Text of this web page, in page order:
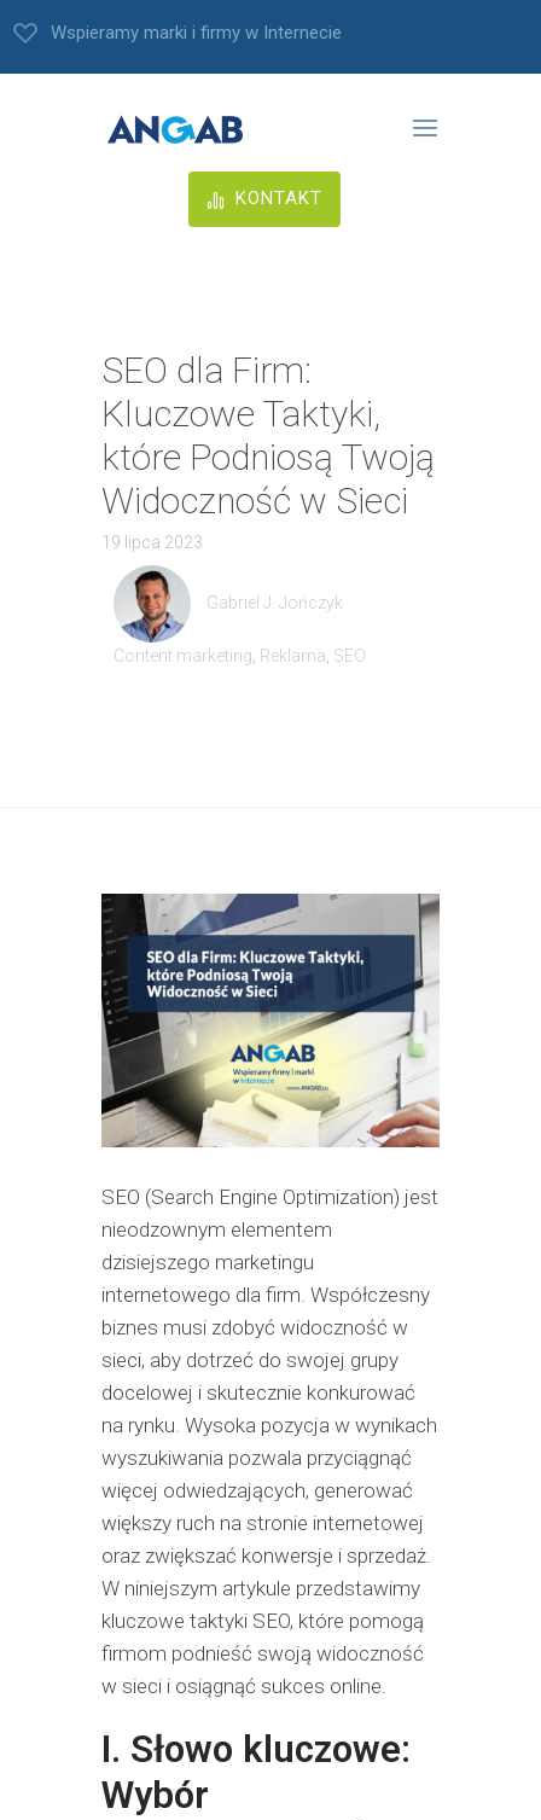
Wspieramy marki i firmy w Internecie
KONTAKT
SEO dla Firm:
Kluczowe Taktyki,
które Podniosą Twoją
Widoczność w Sieci
19 lipca 2023
Gabriel J. Jończyk
Content marketing Reklama SEO
SEO (Search Engine Optimization) jest
nieodzownym elementem
dzisiejszego marketingu
internetowego dla firm. Współczesny
biznes musi zdobyć widoczność w
sieci, aby dotrzeć do swojej grupy
docelowej i skutecznie konkurować
na rynku. Wysoka pozycja w wynikach
wyszukiwania pozwala przyciągnąć
więcej odwiedzających, generować
większy ruch na stronie internetowej
oraz zwiększać konwersje i sprzedaż.
W niniejszym artykule przedstawimy
kluczowe taktyki SEO, które pomogą
firmom podnieść swoją widoczność
w sieci i osiągnąć sukces online.
I. Słowo kluczowe:
Wybór